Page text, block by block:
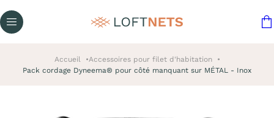
Accueil
Accessoires pour filet d'habitation
Pack cordage Dyneema® pour côté manquant sur MÉTAL - Inox